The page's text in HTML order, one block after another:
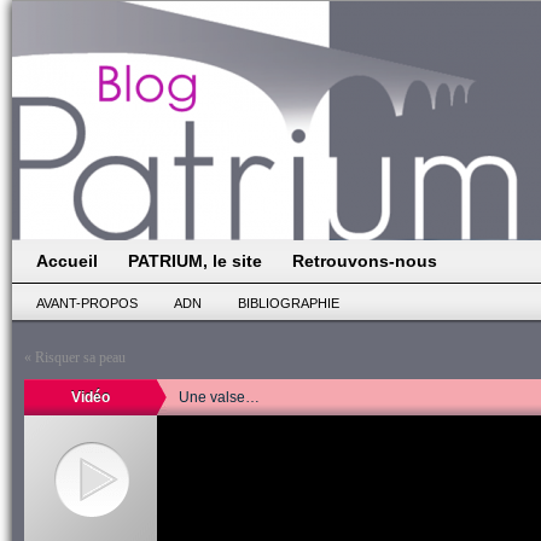
Accueil PATRIUM, le site Retrouvons-nous
AVANT-PROPOS ADN BIBLIOGRAPHIE
« Risquer sa peau
Vidéo Une valse…